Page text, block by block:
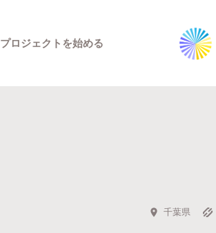
タグから探す
プロジェクトを始める
千葉県